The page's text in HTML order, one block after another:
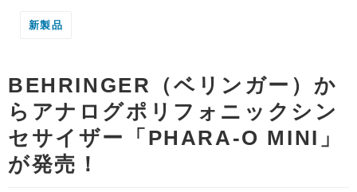
新製品
BEHRINGER（ベリンガー）か
らアナログポリフォニックシン
セサイザー「PHARA-O MINI」
が発売！